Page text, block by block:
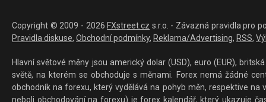
Copyright © 2009 - 2026 FXstreet.cz s.r.o. - Závazná pravidla pro
Pravidla diskuse, Obchodní podmínky, Reklama/Advertising, RSS,
Hlavní světové měny jsou americký dolar (USD), euro (EUR),
světě, na kterém se obchoduje s měnami. Forex nemá žádné
obchodník na forexu, který vydělává na pohyb měn, respektive
neboli obchodování na forexu) je forex kalendář, který ukazuje